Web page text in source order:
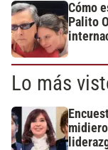
Cómo
Palito
Lo más